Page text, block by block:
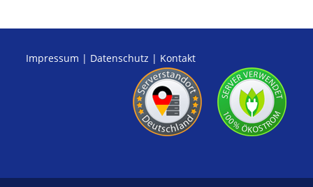
Impressum | Datenschutz | Kontakt